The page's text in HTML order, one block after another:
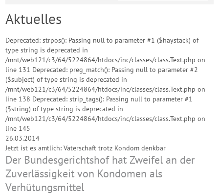
Aktuelles
Deprecated: strpos(): Passing null to parameter #1 ($haystack) of
type string is deprecated in
/mnt/web121/c3/64/5224864/htdocs/inc/classes/class.Text.php on
line 131 Deprecated: preg_match(): Passing null to parameter #2
($subject) of type string is deprecated in
/mnt/web121/c3/64/5224864/htdocs/inc/classes/class.Text.php on
line 138 Deprecated: strip_tags(): Passing null to parameter #1
($string) of type string is deprecated in
/mnt/web121/c3/64/5224864/htdocs/inc/classes/class.Text.php on
line 145
26.03.2014
Jetzt ist es amtlich: Vaterschaft trotz Kondom denkbar
Der Bundesgerichtshof hat Zweifel an der
Zuverlässigkeit von Kondomen als
Verhütungsmittel